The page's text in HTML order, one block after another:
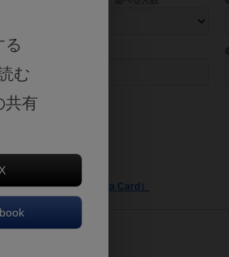
観や登場人物などモチーフ・ストーリーを指定するこ
マ/フレーバー
/ 天九紙牌（Goita / Goita Card）
る
む
共有
X